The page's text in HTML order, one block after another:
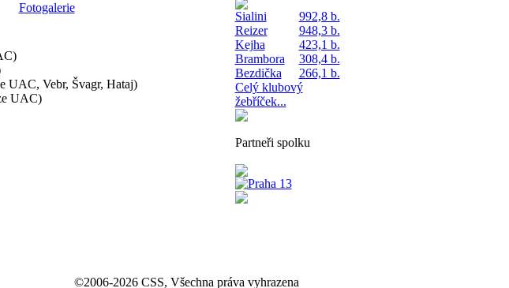
Fotogalerie
UAC, Vebr, Švagr, Hataj)
UAC)
Sialini
992,8 b.
Reizer
948,3 b.
Kejha
423,1 b.
Brambora
308,4 b.
Bezdička
266,1 b.
Celý klubový
žebříček...
Partneři spolku
©2006-2026 CSS, Všechna práva vyhrazena